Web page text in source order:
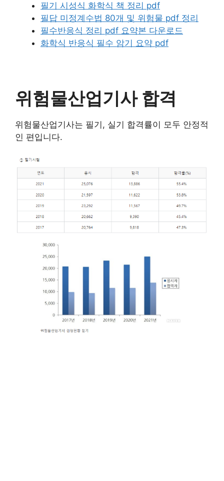
필기 시성식 화학식 책 정리 pdf
필답 미정계수법 80개 및 위험물 pdf 정리
필수반응식 정리 pdf 요약본 다운로드
화학식 반응식 필수 암기 요약 pdf
위험물산업기사 합격
위험물산업기사는 필기, 실기 합격률이 모두 안정적
인 편입니다.